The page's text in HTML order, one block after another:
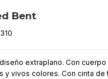
Bent
extraplano. Con
y vivos colores. Con cinta